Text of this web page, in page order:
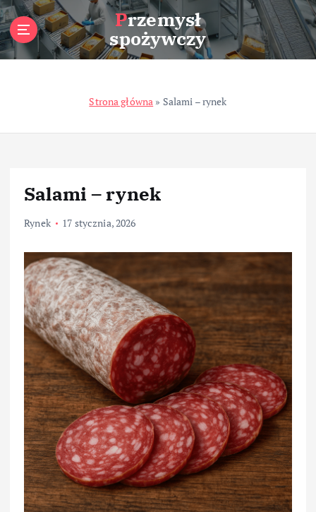
S
k
i
p
n
Przemysł
spożywczy
Strona główna » Salami – rynek
Salami – rynek
Rynek 17 stycznia, 2026